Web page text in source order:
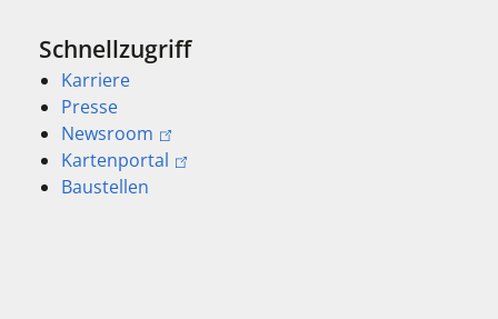
Schnellzugriff
Karriere
Presse
Newsroom
Kartenportal
Baustellen